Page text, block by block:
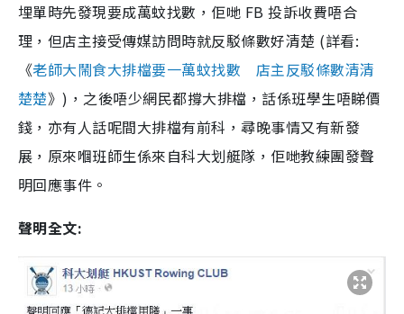
埋單時先發現要成萬蚊找數，佢哋 FB 投訴收費唔合
理，但店主接受傳媒訪問時就反駁條數好清楚 (詳看:
《老師大鬧食大排檔要一萬蚊找數 店主反駁條數清清
楚楚》)，之後唔少網民都撐大排檔，話係班學生唔睇價
錢，亦有人話呢間大排檔有前科，尋晚事情又有新發
展，原來嗰班師生係來自科大划艇隊，佢哋教練團發聲
明回應事件。
聲明全文: